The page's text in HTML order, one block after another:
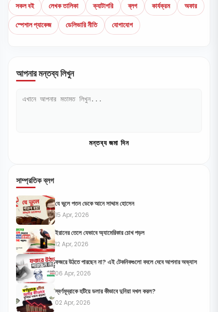
সকল বই লেখক তালিকা ক্যাটাগরি ব্লগ কার্যক্রম
অফার
স্পেশাল প্যাকেজ
ডেলিভারি নীতি যোগাযোগ
আপনার মন্তব্য লিখুন
মন্তব্য জমা দিন
সাম্প্রতিক ব্লগ
যে ভুলে পতন ডেকে আনে সাদ্দাম হোসেন
15 Apr, 2026
ইরানের তেলে যেভাবে অ্যামেরিকার চোখ পড়ল
12 Apr, 2026
ফজরে উঠতে পারছেন না? এই টেকনিকগুলো বদলে দেবে আপনার অভ্যাস
06 Apr, 2026
স্বর্ণমূদ্রাকে হটিয়ে ডলার কীভাবে দুনিয়া দখল করল?
02 Apr, 2026